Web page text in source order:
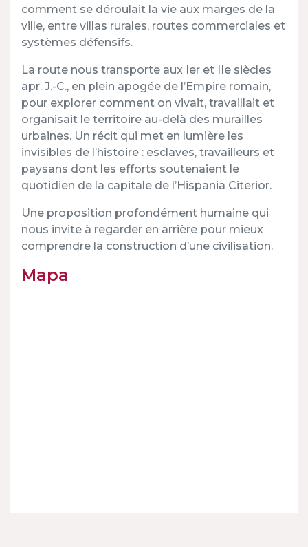
comment se déroulait la vie aux marges de la
ville, entre villas rurales, routes commerciales et
systèmes défensifs.
La route nous transporte aux Ier et IIe siècles
apr. J.-C., en plein apogée de l’Empire romain,
pour explorer comment on vivait, travaillait et
organisait le territoire au-delà des murailles
urbaines. Un récit qui met en lumière les
invisibles de l’histoire : esclaves, travailleurs et
paysans dont les efforts soutenaient le
quotidien de la capitale de l’Hispania Citerior.
Une proposition profondément humaine qui
nous invite à regarder en arrière pour mieux
comprendre la construction d’une civilisation.
Mapa